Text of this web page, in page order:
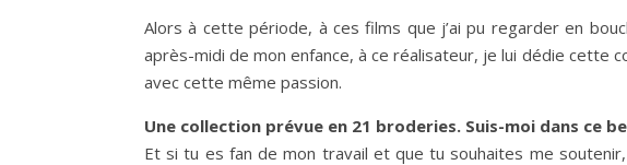
Alors à cette période, à ces films que j’ai pu regarder en
après-midi de mon enfance, à ce réalisateur, je lui dédie cette
avec cette même passion.
Une collection prévue en 21 broderies. Suis-moi dans ce
Et si tu es fan de mon travail et que tu souhaites me soutenir,